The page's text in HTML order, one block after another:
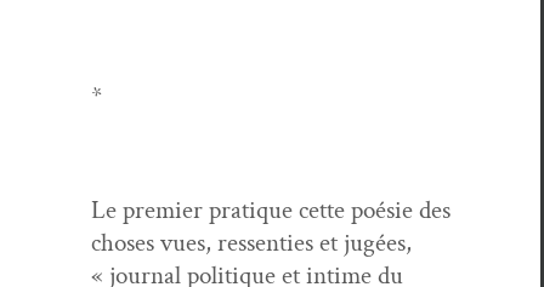
*
Le pre­mier pra­tique cette poésie des
choses vues, ressen­ties et jugées,
« jour­nal poli­tique et intime du